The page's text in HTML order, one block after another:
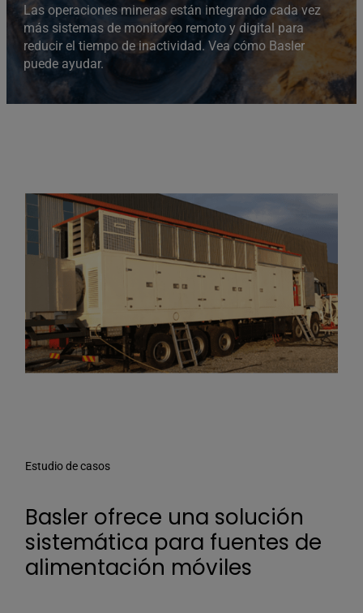
Las operaciones mineras están integrando cada vez
más sistemas de monitoreo remoto y digital para
reducir el tiempo de inactividad. Vea cómo Basler
puede ayudar.
Estudio de casos
Basler ofrece una solución
sistemática para fuentes de
alimentación móviles